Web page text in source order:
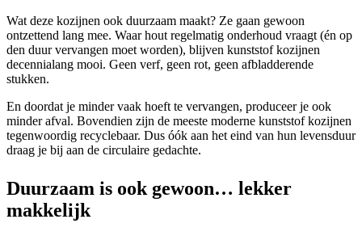
Wat deze kozijnen ook duurzaam maakt? Ze gaan gewoon
ontzettend lang mee. Waar hout regelmatig onderhoud vraagt (én op
den duur vervangen moet worden), blijven kunststof kozijnen
decennialang mooi. Geen verf, geen rot, geen afbladderende
stukken.
En doordat je minder vaak hoeft te vervangen, produceer je ook
minder afval. Bovendien zijn de meeste moderne kunststof kozijnen
tegenwoordig recyclebaar. Dus óók aan het eind van hun levensduur
draag je bij aan de circulaire gedachte.
Duurzaam is ook gewoon… lekker
makkelijk